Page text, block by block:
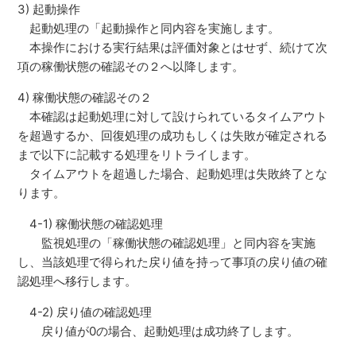
3) 起動操作
起動処理の「起動操作と同内容を実施します。
本操作における実行結果は評価対象とはせず、続けて次
項の稼働状態の確認その２へ以降します。
4) 稼働状態の確認その２
本確認は起動処理に対して設けられているタイムアウト
を超過するか、回復処理の成功もしくは失敗が確定される
まで以下に記載する処理をリトライします。
タイムアウトを超過した場合、起動処理は失敗終了とな
ります。
4-1) 稼働状態の確認処理
監視処理の「稼働状態の確認処理」と同内容を実施
し、当該処理で得られた戻り値を持って事項の戻り値の確
認処理へ移行します。
4-2) 戻り値の確認処理
戻り値が0の場合、起動処理は成功終了します。